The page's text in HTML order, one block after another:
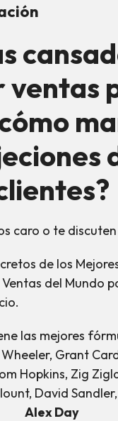
ventas
caro o te discuten
de los
del Mundo
las mejores
Wheeler, Grant
Hopkins, Zig
David Sandler,
Alex Day